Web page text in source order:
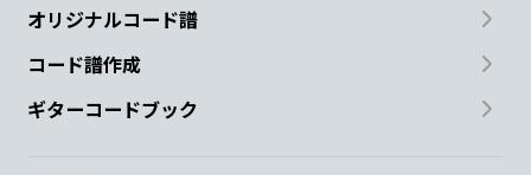
オリジナルコード譜
コード譜作成
ギターコードブック